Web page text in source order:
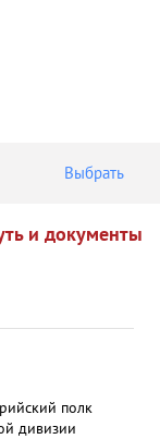
Выбрать
и документы
полк
дивизии